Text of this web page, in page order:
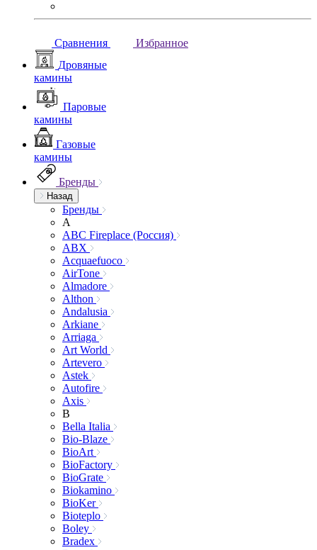
Сравнения
Избранное
Дровяные
камины
Паровые
камины
Газовые
камины
Бренды
Назад
Бренды
A
ABC Fireplace (Россия)
ABX
Acquaefuoco
AirTone
Almadore
Althon
Andalusia
Arkiane
Arriaga
Art World
Artevero
Astek
Autofire
Axis
B
Bella Italia
Bio-Blaze
BioArt
BioFactory
BioGrate
Biokamino
BioKer
Bioteplo
Boley
Bradex